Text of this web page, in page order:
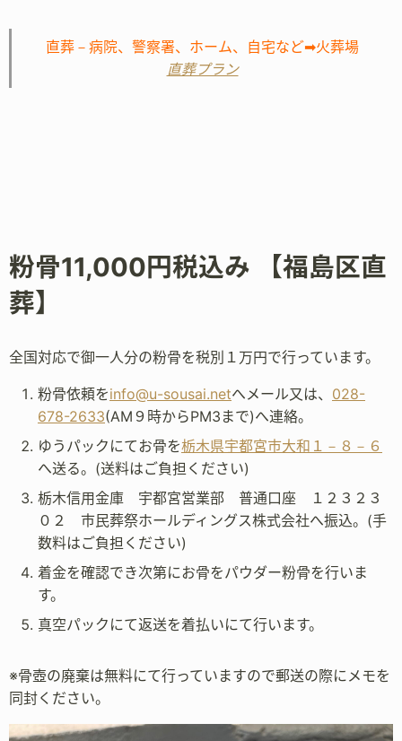
直葬－病院、警察署、ホーム、自宅など➡火葬場
直葬プラン
粉骨11,000円税込み 【福島区直
葬】
全国対応で御一人分の粉骨を税別１万円で行っています。
粉骨依頼をinfo@u-sousai.netへメール又は、 028-
678-2633(AM９時からPM3まで)へ連絡。
ゆうパックにてお骨を栃木県宇都宮市大和１－８－６
へ送る。(送料はご負担ください)
栃木信用金庫 宇都宮営業部 普通口座 １２３２３
０２ 市民葬祭ホールディングス株式会社へ振込。(手
数料はご負担ください)
着金を確認でき次第にお骨をパウダー粉骨を行いま
す。
真空パックにて返送を着払いにて行います。
※骨壺の廃棄は無料にて行っていますので郵送の際にメモを
同封ください。